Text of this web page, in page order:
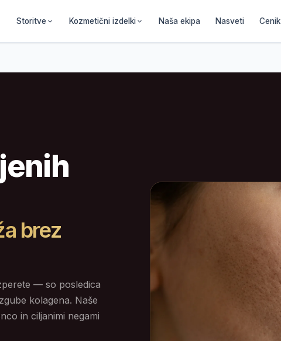
Storitve Kozmetični izdelki Naša ekipa Nasveti Cenik
brez
— so posledica
kolagena. Naše
in ciljanimi negami